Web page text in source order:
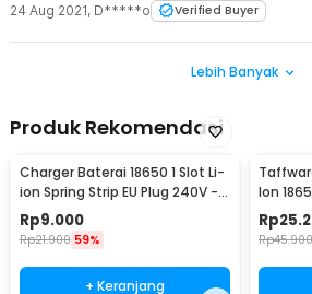
24 Aug 2021, D*****o Verified Buyer
Lebih Banyak
Produk Rekomendasi
Charger Baterai 18650 1 Slot Li-
ion Spring Strip EU Plug 240V -
TG-088
Rp9.000
Rp21.900 59%
+ Keranjang
Ion
240V
Rp
Rp45.900